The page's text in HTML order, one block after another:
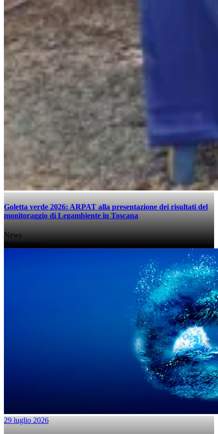
Goletta verde 2026: ARPAT alla presentazione dei risultati del
monitoraggio di Legambiente in Toscana
News
Balneazione
29 luglio 2026